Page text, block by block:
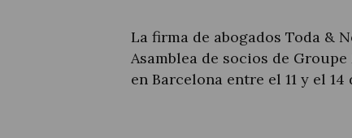
Actualité juridique
La firma de abogados Toda &
Asamblea de socios de
en Barcelona entre el 11 y el 14